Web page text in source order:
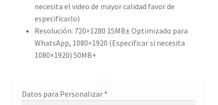
necesita el video de mayor calidad favor de
especificarlo)
Resolución: 720×1280 15MB± Optimizado para
WhatsApp, 1080×1920 (Especificar si necesita
1080×1920) 50MB+
Datos para Personalizar *